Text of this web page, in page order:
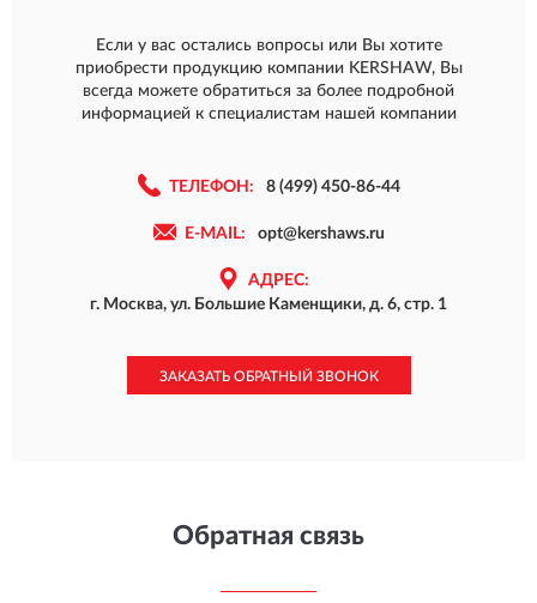
Если у вас остались вопросы или Вы хотите
приобрести продукцию компании KERSHAW, Вы
всегда можете обратиться за более подробной
информацией к специалистам нашей компании
ТЕЛЕФОН: 8 (499) 450-86-44
E-MAIL: opt@kershaws.ru
АДРЕС:
г. Москва, ул. Большие Каменщики, д. 6, стр. 1
ЗАКАЗАТЬ ОБРАТНЫЙ ЗВОНОК
Обратная связь